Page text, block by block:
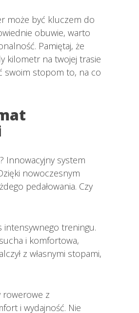
może być kluczem do
obuwie, warto
Pamiętaj, że
kilometr na twojej trasie
swoim stopom to, na co
Innowacyjny system
nowoczesnym
pedałowania. Czy
treningu.
i komfortowa,
z własnymi stopami,
rowerowe z
i wydajność. Nie